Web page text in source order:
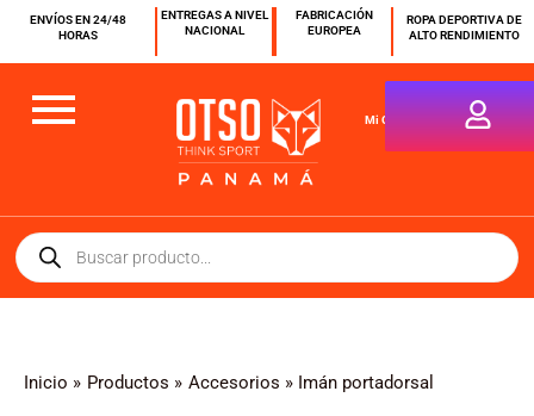
ENVÍOS EN 24/48
HORAS
ENTREGAS A NIVEL
NACIONAL
FABRICACIÓN
EUROPEA
ROPA DEPORTIVA DE
ALTO RENDIMIENTO
Mi Cuenta
Búsqueda
de
productos
Inicio Productos Accesorios Imán portadorsal
Sorted
by
latest